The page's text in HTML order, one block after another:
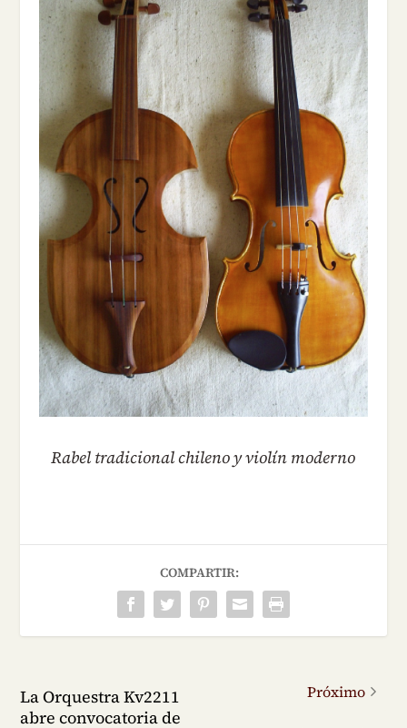
Rabel tradicional chileno y violín moderno
COMPARTIR:
La Orquestra Kv2211
abre convocatoria de
Próximo